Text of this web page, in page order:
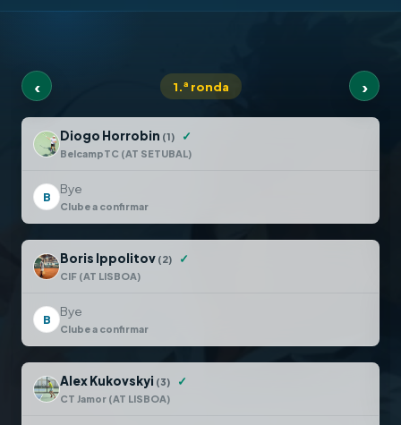
‹ 1.ª ronda ›
Diogo Horrobin (1) ✓
BelcampTC (AT SETUBAL)
B
Bye
Clube a confirmar
Boris Ippolitov (2) ✓
CIF (AT LISBOA)
B
Bye
Clube a confirmar
Alex Kukovskyi (3) ✓
CT Jamor (AT LISBOA)